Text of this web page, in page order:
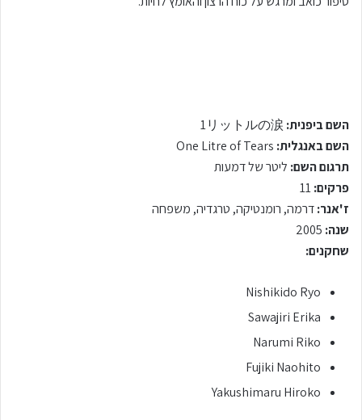
השם ביפנית:
השם באנגלית: One Litre of Tears
תרגום השם: ליטר של דמעות
פרקים:
ז'אנר:דרמה, רומנטיקה, טרגדיה, משפחה
שנה:
שחקנים:
Nishikido Ryo
Sawajiri Erika
Narumi Riko
Fujiki Naohito
Yakushimaru Hiroko